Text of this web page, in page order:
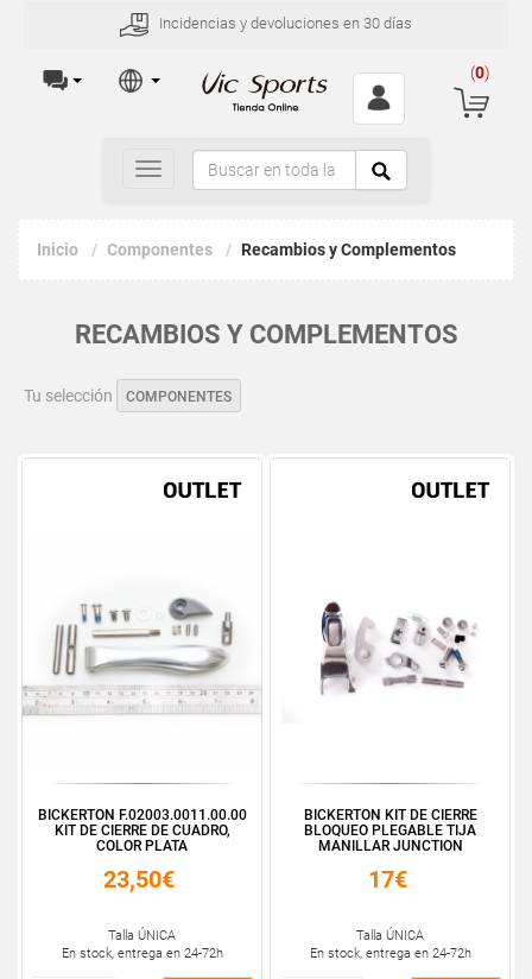
Incidencias y devoluciones en 30 días
(0)
Toggle
navigation
Inicio Componentes Recambios y Complementos
RECAMBIOS Y COMPLEMENTOS
Tu selección COMPONENTES
BICKERTON F.02003.0011.00.00
KIT DE CIERRE DE CUADRO,
COLOR PLATA
23,50€
Talla ÚNICA
En stock, entrega en 24-72h
BICKERTON KIT DE CIERRE
BLOQUEO PLEGABLE TIJA
MANILLAR JUNCTION
17€
Talla ÚNICA
En stock, entrega en 24-72h